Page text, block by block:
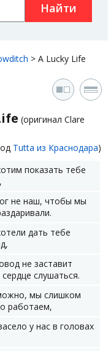
Найти
> A Lucky Life
(оригинал Clare
Tutta из Краснодара)
показать тебе
не наш, чтобы мы
дать тебе
не заставит
слушаться.
мы слишком
работаем,
у нас в головах